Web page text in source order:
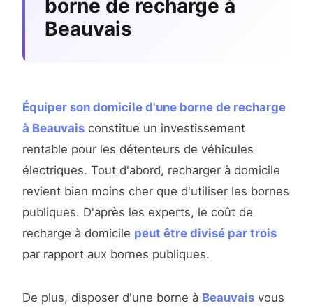
borne de recharge à
Beauvais
Équiper son domicile d'une borne de recharge
à Beauvais constitue un investissement
rentable pour les détenteurs de véhicules
électriques. Tout d'abord, recharger à domicile
revient bien moins cher que d'utiliser les bornes
publiques. D'après les experts, le coût de
recharge à domicile peut être divisé par trois
par rapport aux bornes publiques.
De plus, disposer d'une borne à Beauvais vous